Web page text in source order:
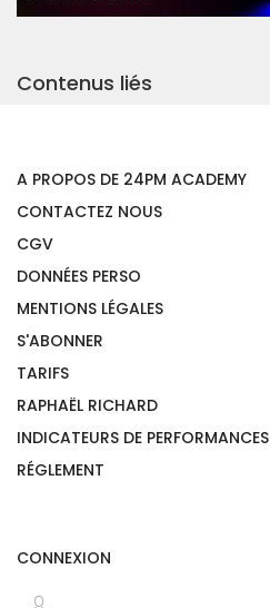
Contenus liés
A PROPOS DE 24PM ACADEMY
CONTACTEZ NOUS
CGV
DONNÉES PERSO
MENTIONS LÉGALES
S'ABONNER
TARIFS
RAPHAËL RICHARD
INDICATEURS DE PERFORMANCES
RÉGLEMENT
CONNEXION